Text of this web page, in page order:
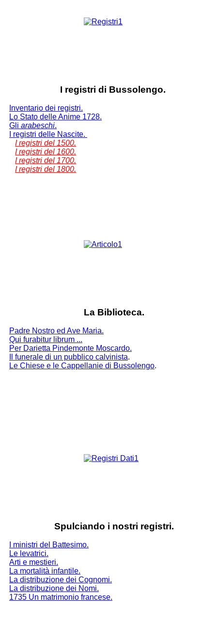
I registri di Bussolengo.
Inventario dei registri.
Lo Stato delle Anime 1728.
Gli arabeschi.
I registri delle Nascite.
I registri del 1500.
I registri del 1600.
I registri del 1700.
I registri del 1800.
La Biblioteca.
Padre Nostro ed Ave Maria.
Qui furabitur librum ...
Per Darietta Pindemonte Moscardo.
Il funerale di un pubblico calvinista.
Le Chiese e le Cappellanie di Bussolengo.
Spulciando i nostri registri.
I ministri del Battesimo.
Le levatrici.
Arti e mestieri.
La mortalità infantile.
La distribuzione dei Cognomi.
La distribuzione dei Nomi.
1735 Un matrimonio francese.